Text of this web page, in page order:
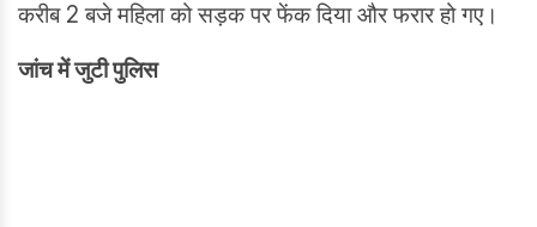
करीब 2 बजे महिला को सड़क पर फेंक दिया और फरार हो गए।
जांच में जुटी पुलिस